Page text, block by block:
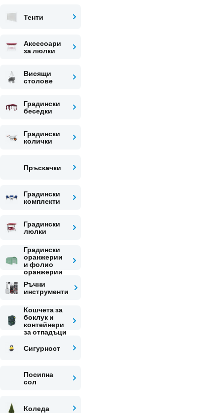
Тенти
Аксесоари
за люлки
Висящи
столове
Градински
беседки
Градински
колички
Пръскачки
Градински
комплекти
Градински
люлки
Градински
оранжерии
и фолио
оранжерии
Ръчни
инструменти
Кошчета за
боклук и
контейнери
за отпадъци
Сигурност
Посипна
сол
Коледа